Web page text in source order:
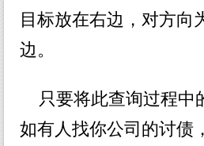
目标放在右边，对方向
边。
只要将此查询过程中
如有人找你公司的讨债